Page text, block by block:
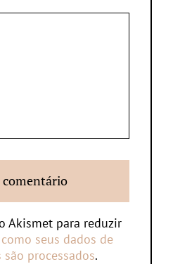
Akismet para reduzir
seus dados de
processados.